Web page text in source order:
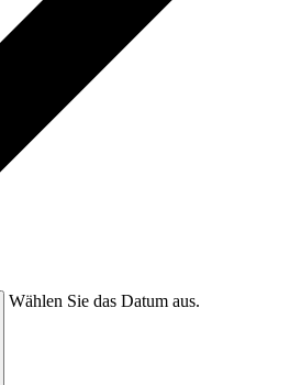
Wählen Sie das Datum aus.